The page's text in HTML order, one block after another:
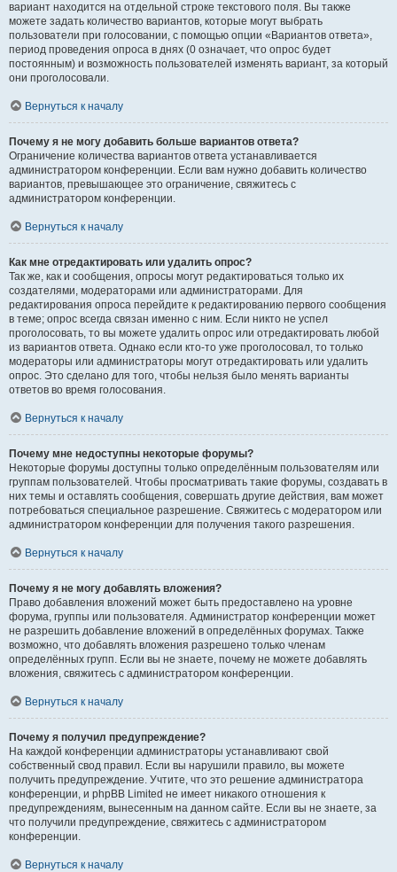
вариант находится на отдельной строке текстового поля. Вы также
можете задать количество вариантов, которые могут выбрать
пользователи при голосовании, с помощью опции «Вариантов ответа»,
период проведения опроса в днях (0 означает, что опрос будет
постоянным) и возможность пользователей изменять вариант, за который
они проголосовали.
Вернуться к началу
Почему я не могу добавить больше вариантов ответа?
Ограничение количества вариантов ответа устанавливается
администратором конференции. Если вам нужно добавить количество
вариантов, превышающее это ограничение, свяжитесь с
администратором конференции.
Вернуться к началу
Как мне отредактировать или удалить опрос?
Так же, как и сообщения, опросы могут редактироваться только их
создателями, модераторами или администраторами. Для
редактирования опроса перейдите к редактированию первого сообщения
в теме; опрос всегда связан именно с ним. Если никто не успел
проголосовать, то вы можете удалить опрос или отредактировать любой
из вариантов ответа. Однако если кто-то уже проголосовал, то только
модераторы или администраторы могут отредактировать или удалить
опрос. Это сделано для того, чтобы нельзя было менять варианты
ответов во время голосования.
Вернуться к началу
Почему мне недоступны некоторые форумы?
Некоторые форумы доступны только определённым пользователям или
группам пользователей. Чтобы просматривать такие форумы, создавать в
них темы и оставлять сообщения, совершать другие действия, вам может
потребоваться специальное разрешение. Свяжитесь с модератором или
администратором конференции для получения такого разрешения.
Вернуться к началу
Почему я не могу добавлять вложения?
Право добавления вложений может быть предоставлено на уровне
форума, группы или пользователя. Администратор конференции может
не разрешить добавление вложений в определённых форумах. Также
возможно, что добавлять вложения разрешено только членам
определённых групп. Если вы не знаете, почему не можете добавлять
вложения, свяжитесь с администратором конференции.
Вернуться к началу
Почему я получил предупреждение?
На каждой конференции администраторы устанавливают свой
собственный свод правил. Если вы нарушили правило, вы можете
получить предупреждение. Учтите, что это решение администратора
конференции, и phpBB Limited не имеет никакого отношения к
предупреждениям, вынесенным на данном сайте. Если вы не знаете, за
что получили предупреждение, свяжитесь с администратором
конференции.
Вернуться к началу